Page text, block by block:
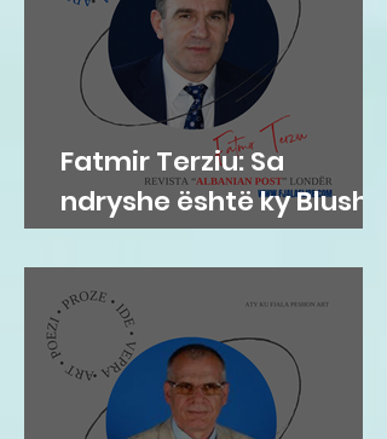
Fatmir Terziu: Sa
ndryshe është ky Blushi
nga Blushi